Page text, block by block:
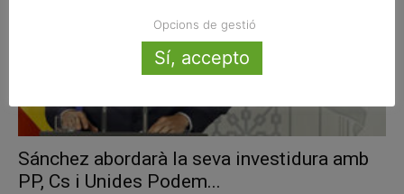
Sánchez abordarà la seva investidura amb
PP, Cs i Unides Podem...
Opcions de gestió
Sí, accepto